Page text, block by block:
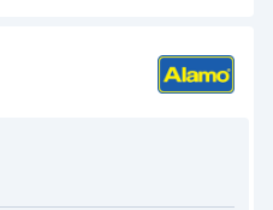
8,7